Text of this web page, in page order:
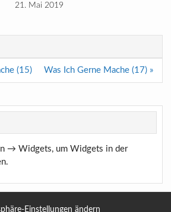
21. Mai 2019
(15) Was Ich Gerne Mache (17) »
→ Widgets, um Widgets in der
Einstellungen ändern